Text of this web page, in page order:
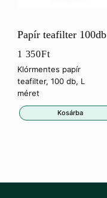
Papír teafilter 100db
1 350Ft
Klórmentes papír
teafilter, 100 db, L
méret
Kosárba